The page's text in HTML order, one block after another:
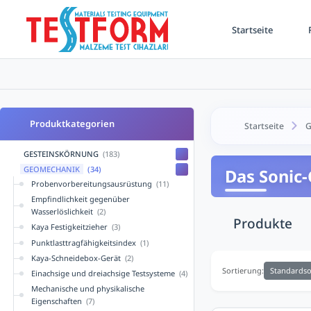
Startseite
Produktkategorien
GESTEINSKÖRNUNG (183)
GEOMECHANIK
(34)
Probenvorbereitungsausrüstung (11)
Empfindlichkeit gegenüber
Wasserlöslichkeit (2)
Kaya Festigkeitzieher (3)
Punktlasttragfähigkeitsindex (1)
Kaya-Schneidebox-Gerät (2)
Einachsige und dreiachsige Testsysteme (4)
Mechanische und physikalische
Eigenschaften (7)
Startseite
Das
Produkte
Sortierung: